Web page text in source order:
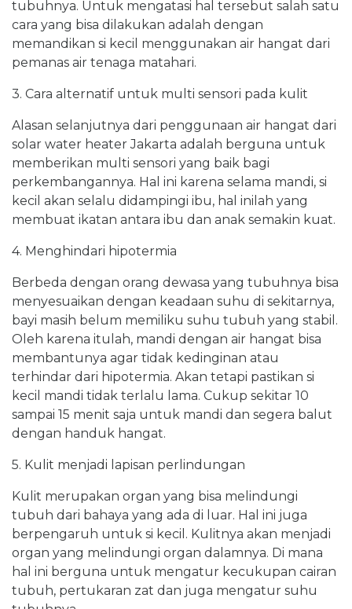
tubuhnya. Untuk mengatasi hal tersebut salah satu
cara yang bisa dilakukan adalah dengan
memandikan si kecil menggunakan air hangat dari
pemanas air tenaga matahari.
3. Cara alternatif untuk multi sensori pada kulit
Alasan selanjutnya dari penggunaan air hangat dari
solar water heater Jakarta adalah berguna untuk
memberikan multi sensori yang baik bagi
perkembangannya. Hal ini karena selama mandi, si
kecil akan selalu didampingi ibu, hal inilah yang
membuat ikatan antara ibu dan anak semakin kuat.
4. Menghindari hipotermia
Berbeda dengan orang dewasa yang tubuhnya bisa
menyesuaikan dengan keadaan suhu di sekitarnya,
bayi masih belum memiliku suhu tubuh yang stabil.
Oleh karena itulah, mandi dengan air hangat bisa
membantunya agar tidak kedinginan atau
terhindar dari hipotermia. Akan tetapi pastikan si
kecil mandi tidak terlalu lama. Cukup sekitar 10
sampai 15 menit saja untuk mandi dan segera balut
dengan handuk hangat.
5. Kulit menjadi lapisan perlindungan
Kulit merupakan organ yang bisa melindungi
tubuh dari bahaya yang ada di luar. Hal ini juga
berpengaruh untuk si kecil. Kulitnya akan menjadi
organ yang melindungi organ dalamnya. Di mana
hal ini berguna untuk mengatur kecukupan cairan
tubuh, pertukaran zat dan juga mengatur suhu